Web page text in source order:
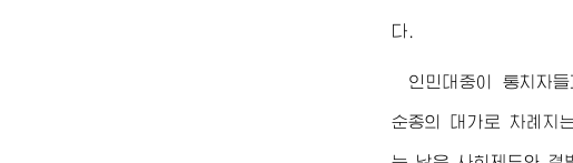
다.
인민대중이 통치자
순종의 대가로 차례지